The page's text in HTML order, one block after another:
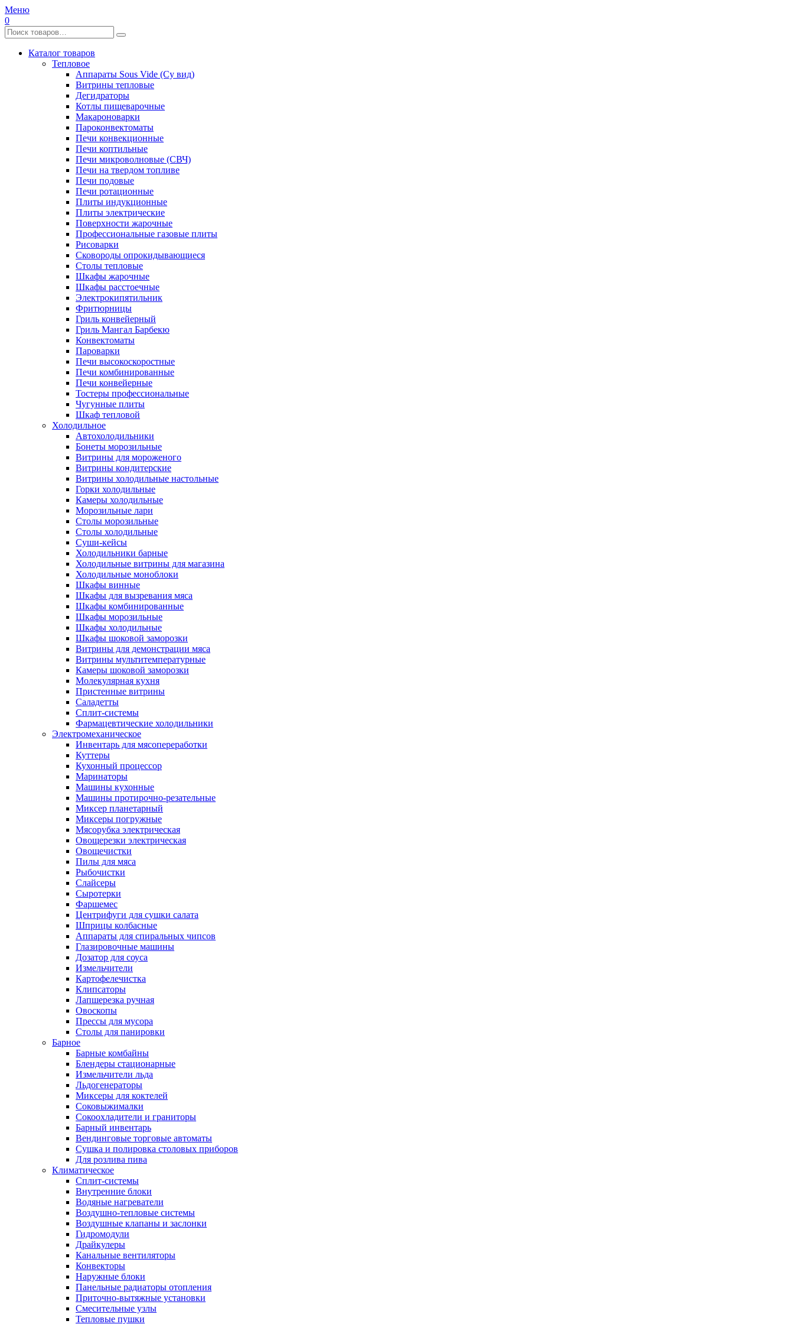
Меню
0
Каталог товаров
Тепловое
Аппараты Sous Vide (Су вид)
Витрины тепловые
Дегидраторы
Котлы пищеварочные
Макароноварки
Пароконвектоматы
Печи конвекционные
Печи коптильные
Печи микроволновые (СВЧ)
Печи на твердом топливе
Печи подовые
Печи ротационные
Плиты индукционные
Плиты электрические
Поверхности жарочные
Профессиональные газовые плиты
Рисоварки
Сковороды опрокидывающиеся
Столы тепловые
Шкафы жарочные
Шкафы расстоечные
Электрокипятильник
Фритюрницы
Гриль конвейерный
Гриль Мангал Барбекю
Конвектоматы
Пароварки
Печи высокоскоростные
Печи комбинированные
Печи конвейерные
Тостеры профессиональные
Чугунные плиты
Шкаф тепловой
Холодильное
Автохолодильники
Бонеты морозильные
Витрины для мороженого
Витрины кондитерские
Витрины холодильные настольные
Горки холодильные
Камеры холодильные
Морозильные лари
Столы морозильные
Столы холодильные
Суши-кейсы
Холодильники барные
Холодильные витрины для магазина
Холодильные моноблоки
Шкафы винные
Шкафы для вызревания мяса
Шкафы комбинированные
Шкафы морозильные
Шкафы холодильные
Шкафы шоковой заморозки
Витрины для демонстрации мяса
Витрины мультитемпературные
Камеры шоковой заморозки
Молекулярная кухня
Пристенные витрины
Саладетты
Сплит-системы
Фармацевтические холодильники
Электромеханическое
Инвентарь для мясопереработки
Куттеры
Кухонный процессор
Маринаторы
Машины кухонные
Машины протирочно-резательные
Миксер планетарный
Миксеры погружные
Мясорубка электрическая
Овощерезки электрическая
Овощечистки
Пилы для мяса
Рыбочистки
Слайсеры
Сыротерки
Фаршемес
Центрифуги для сушки салата
Шприцы колбасные
Аппараты для спиральных чипсов
Глазировочные машины
Дозатор для соуса
Измельчители
Картофелечистка
Клипсаторы
Лапшерезка ручная
Овоскопы
Прессы для мусора
Столы для панировки
Барное
Барные комбайны
Блендеры стационарные
Измельчители льда
Льдогенераторы
Миксеры для коктелей
Соковыжималки
Сокоохладители и граниторы
Барный инвентарь
Вендинговые торговые автоматы
Сушка и полировка столовых приборов
Для розлива пива
Климатическое
Сплит-системы
Внутренние блоки
Водяные нагреватели
Воздушно-тепловые системы
Воздушные клапаны и заслонки
Гидромодули
Драйкулеры
Канальные вентиляторы
Конвекторы
Наружные блоки
Панельные радиаторы отопления
Приточно-вытяжные установки
Смесительные узлы
Тепловые пушки